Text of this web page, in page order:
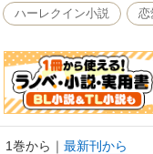
しかも私と同じく、結婚を
過ごすなら、理想的な相手
ハーレクイン小説 恋
1巻から ｜ 最新刊から